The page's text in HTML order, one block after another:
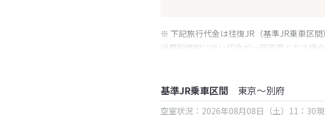
※ 下記旅行代金は往復JR（基準JR乗車区間
消費税増税に伴い代金が一部変更となる場合
※ 表示されている旅行代金・プラン内容は
基準JR乗車区間 東京～別府
空室状況：2026年08月08日（土）11：30